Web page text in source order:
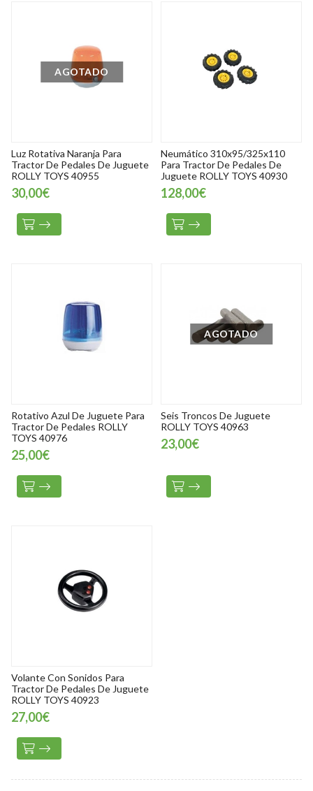
AGOTADO
Luz Rotativa Naranja Para
Tractor De Pedales De Juguete
ROLLY TOYS 40955
30,00€
Neumático 310x95/325x110
Para Tractor De Pedales De
Juguete ROLLY TOYS 40930
128,00€
Rotativo Azul De Juguete Para
Tractor De Pedales ROLLY
TOYS 40976
25,00€
AGOTADO
Seis Troncos De Juguete
ROLLY TOYS 40963
23,00€
Volante Con Sonidos Para
Tractor De Pedales De Juguete
ROLLY TOYS 40923
27,00€